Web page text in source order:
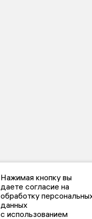
Нажимая кнопку вы
даете согласие на
обработку
данных
с использованием